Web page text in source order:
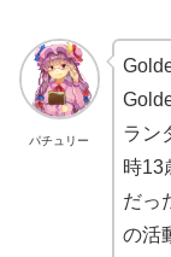
パチュリー
ラン
時13
だっ
の活